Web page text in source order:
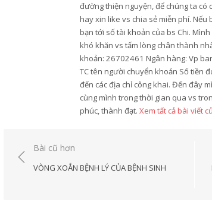
đường thiện nguyện, để chúng ta có
hay xin like vs chia sẻ miễn phí.
bạn tới số tài khoản của bs Chi.
khó khăn vs tấm lòng chân thành
khoản: 26702461 Ngân hàng: Vp
TC tên người chuyển khoản Số tiền
đến các địa chỉ công khai. Đến đây
cùng mình trong thời gian qua vs
phúc, thành đạt. Xem tất cả bài viết
Điều
hướng
Bài cũ hơn
VÒNG XOẮN BỆNH LÝ CỦA BỆNH SINH